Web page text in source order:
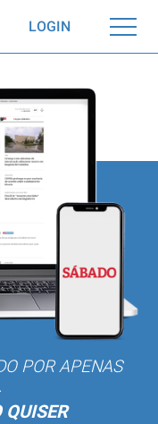
LOGIN
POR APENAS
QUISER